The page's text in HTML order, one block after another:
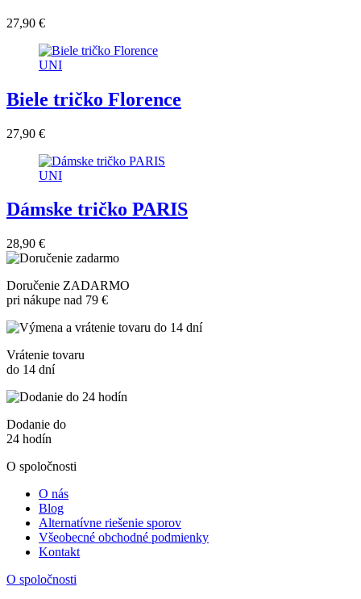
27,90 €
UNI
Biele tričko Florence
27,90 €
UNI
Dámske tričko PARIS
28,90 €
Doručenie ZADARMO
pri nákupe nad 79 €
Vrátenie tovaru
do 14 dní
Dodanie do
24 hodín
O spoločnosti
O nás
Blog
Alternatívne riešenie sporov
Všeobecné obchodné podmienky
Kontakt
O spoločnosti